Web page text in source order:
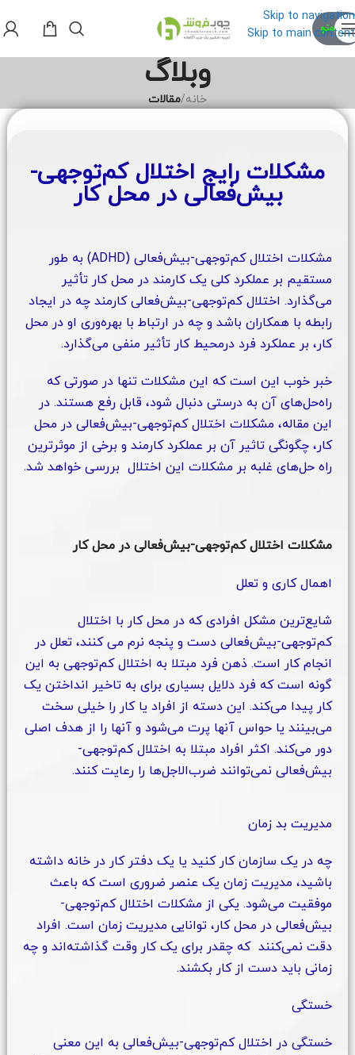
Skip to navigation
Skip to main content
منو
وبلاگ
خانه/مقالات
مشکلات رایج اختلال کم‌توجهی-
بیش‌فعالی در محل کار
مشکلات اختلال کم‌توجهی-بیش‌فعالی (ADHD) به طور
مستقیم بر عملکرد کلی یک کارمند در محل کار تأثیر
می‌گذارد. اختلال کم‌توجهی-بیش‌فعالی کارمند چه در ایجاد
رابطه با همکاران باشد و چه در ارتباط با بهره‌وری او در محل
کار، بر عملکرد فرد درمحیط کار تأثیر منفی می‌گذارد.
خبر خوب این است که این مشکلات تنها در صورتی که
راه‌حل‌های آن به درستی دنبال شود، قابل رفع هستند. در
این مقاله، مشکلات اختلال کم‌توجهی-بیش‌فعالی در محل
کار، چگونگی تاثیر آن بر عملکرد کارمند و برخی از موثرترین
راه حل‌های غلبه بر مشکلات این اختلال بررسی خواهد شد.
مشکلات اختلال کم‌توجهی-بیش‌فعالی در محل کار
اهمال کاری و تعلل
شایع‌ترین مشکل افرادی که در محل کار با اختلال
کم‌توجهی-بیش‌فعالی دست و پنجه نرم می کنند، تعلل در
انجام کار است. ذهن فرد مبتلا به اختلال کم‌توجهی به این
گونه است که فرد دلایل بسیاری برای به تاخیر انداختن یک
کار پیدا می‌کند. این دسته از افراد یا کار را خیلی سخت
می‌بینند یا حواس‌ آنها پرت می‌شود و آنها را از هدف اصلی
دور می‌کند. اکثر افراد مبتلا به اختلال کم‌توجهی-
بیش‌فعالی نمی‌توانند ضرب‌الاجل‌ها را رعایت کنند.
مدیریت بد زمان
چه در یک سازمان کار کنید یا یک دفتر کار در خانه داشته
باشید، مدیریت زمان یک عنصر ضروری است که باعث
موفقیت می‌شود. یکی از مشکلات اختلال کم‌توجهی-
بیش‌فعالی در محل کار، توانایی مدیریت زمان است. افراد
دقت نمی‌کنند که چقدر برای یک کار وقت گذاشته‌اند و چه
زمانی باید دست از کار بکشند.
خستگی
خستگی در اختلال کم‌توجهی-بیش‌فعالی به این معنی